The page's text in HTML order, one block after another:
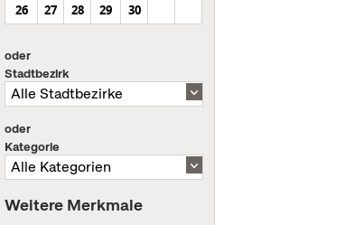
26
27 28 29 30
oder
Stadtbezirk
oder
Kategorie
Weitere Merkmale